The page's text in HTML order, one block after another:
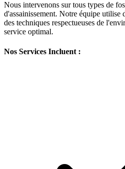
Nous intervenons sur tous types de
d'assainissement. Notre équipe utilise
des techniques respectueuses de
service optimal.
Nos Services Incluent :